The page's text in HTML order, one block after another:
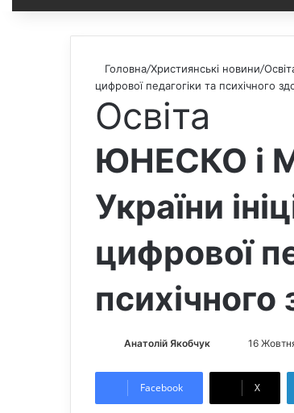
Головна/Християнські новини/
цифрової педагогіки та психічного
Освіта
ЮНЕСКО і
України
цифрової
психічного
Анатолій Якобчук
l d
16
Facebook X